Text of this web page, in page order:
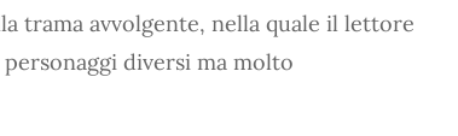
trama avvolgente, nella quale il lettore
diversi ma molto